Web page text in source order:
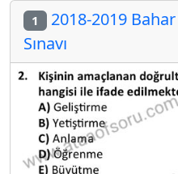
1 2018-2019
Sınavı